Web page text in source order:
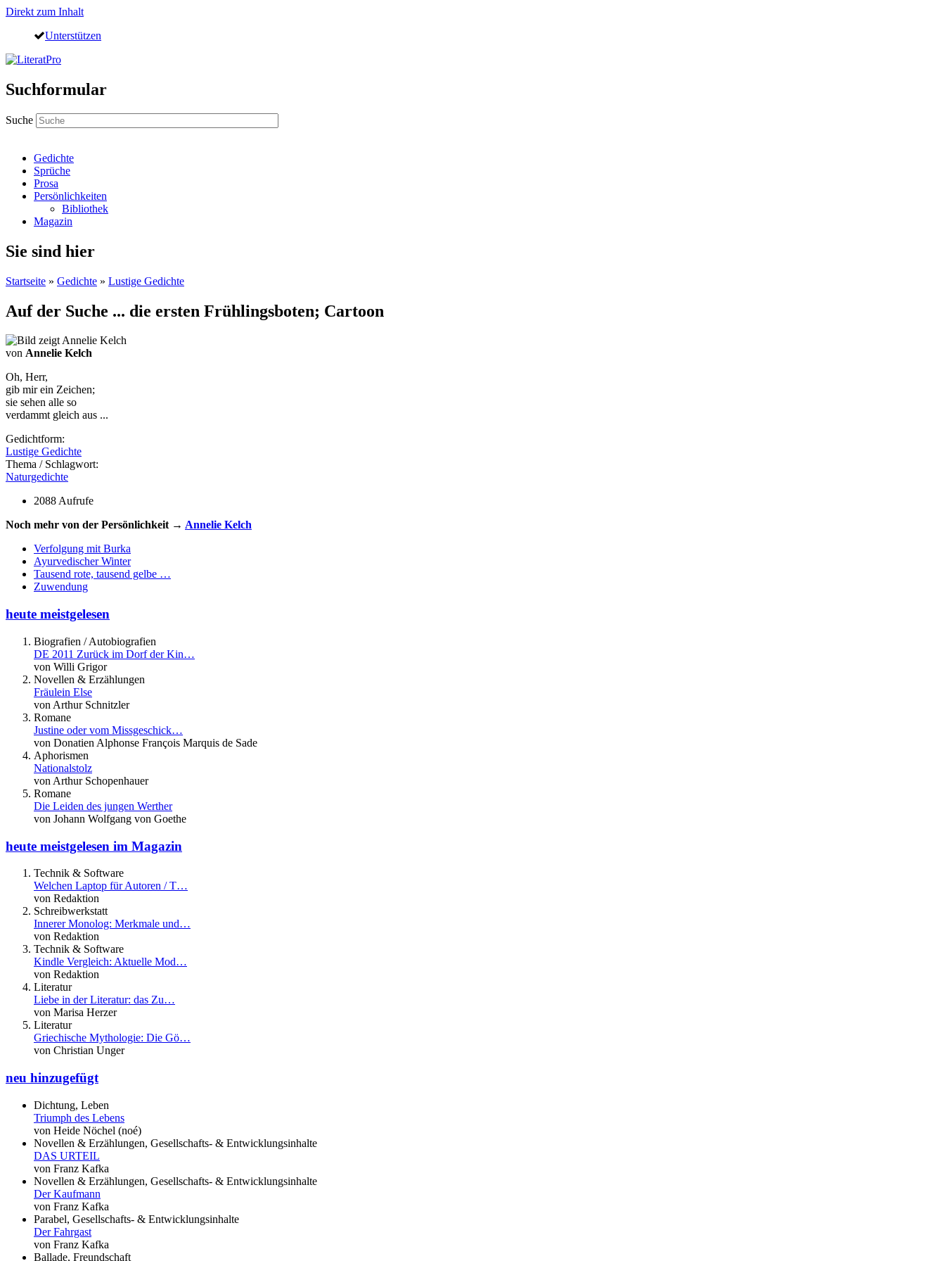
Direkt zum Inhalt
Unterstützen
Suchformular
Suche
Gedichte
Sprüche
Prosa
Persönlichkeiten
Bibliothek
Magazin
Sie sind hier
Startseite » Gedichte » Lustige Gedichte
Auf der Suche ... die ersten Frühlingsboten; Cartoon
von Annelie Kelch
Oh, Herr,
gib mir ein Zeichen;
sie sehen alle so
verdammt gleich aus ...
Gedichtform:
Lustige Gedichte
Thema / Schlagwort:
Naturgedichte
2088 Aufrufe
Noch mehr von der Persönlichkeit → Annelie Kelch
Verfolgung mit Burka
Ayurvedischer Winter
Tausend rote, tausend gelbe …
Zuwendung
heute meistgelesen
Biografien / Autobiografien
DE 2011 Zurück im Dorf der Kin…
von Willi Grigor
Novellen & Erzählungen
Fräulein Else
von Arthur Schnitzler
Romane
Justine oder vom Missgeschick…
von Donatien Alphonse François Marquis de Sade
Aphorismen
Nationalstolz
von Arthur Schopenhauer
Romane
Die Leiden des jungen Werther
von Johann Wolfgang von Goethe
heute meistgelesen im Magazin
Technik & Software
Welchen Laptop für Autoren / T…
von Redaktion
Schreibwerkstatt
Innerer Monolog: Merkmale und…
von Redaktion
Technik & Software
Kindle Vergleich: Aktuelle Mod…
von Redaktion
Literatur
Liebe in der Literatur: das Zu…
von Marisa Herzer
Literatur
Griechische Mythologie: Die Gö…
von Christian Unger
neu hinzugefügt
Dichtung, Leben
Triumph des Lebens
von Heide Nöchel (noé)
Novellen & Erzählungen, Gesellschafts- & Entwicklungsinhalte
DAS URTEIL
von Franz Kafka
Novellen & Erzählungen, Gesellschafts- & Entwicklungsinhalte
Der Kaufmann
von Franz Kafka
Parabel, Gesellschafts- & Entwicklungsinhalte
Der Fahrgast
von Franz Kafka
Ballade, Freundschaft